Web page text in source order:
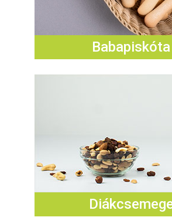
Babapiskóta